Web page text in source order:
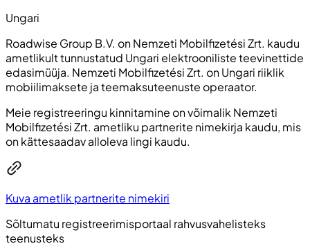
Ungari
Roadwise Group B.V. on Nemzeti Mobilfizetési Zrt. kaudu
ametlikult tunnustatud Ungari elektrooniliste teevinettide
edasimüüja. Nemzeti Mobilfizetési Zrt. on Ungari riiklik
mobiilimaksete ja teemaksuteenuste operaator.
Meie registreeringu kinnitamine on võimalik Nemzeti
Mobilfizetési Zrt. ametliku partnerite nimekirja kaudu, mis
on kättesaadav alloleva lingi kaudu.
Kuva ametlik partnerite nimekiri
Sõltumatu registreerimisportaal rahvusvahelisteks
teenusteks